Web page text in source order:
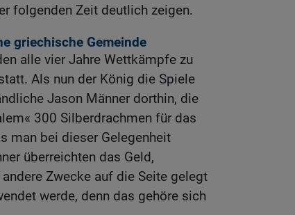
folgenden Zeit deutlich zeigen.
griechische Gemeinde
alle vier Jahre Wettkämpfe zu
Als nun der König die Spiele
Jason Männer dorthin, die
300 Silberdrachmen für das
man bei dieser Gelegenheit
überreichten das Geld,
andere Zwecke auf die Seite gelegt
werde, denn das gehöre sich